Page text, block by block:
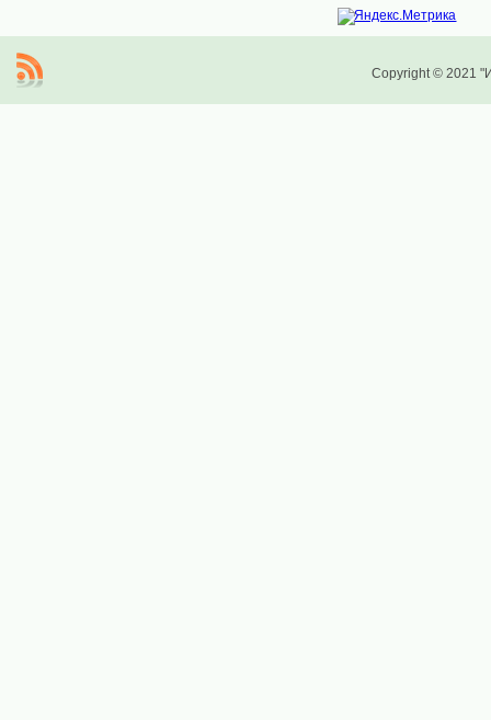
Copyright © 2021